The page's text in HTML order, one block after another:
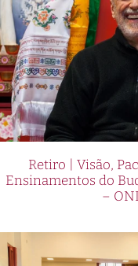
Retiro | Visão,
Ensinamentos do
–